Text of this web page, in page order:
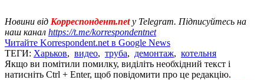
Новини від Корреспондент.netу Telegram. Підписуйтесь на
наш канал https://t.me/korrespondentnet
Читайте Korrespondent.net в Google News
ТЕГИ: Харьков, видео, труба, демонтаж, котельня
Якщо ви помітили помилку, виділіть необхідний текст і
натисніть Ctrl + Enter, щоб повідомити про це редакцію.